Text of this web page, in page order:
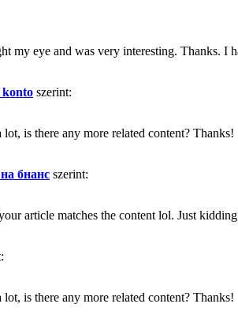
my eye and was very interesting. Thanks. I
konto szerint:
is there any more related content? Thanks!
бнанс szerint:
article matches the content lol. Just
is there any more related content? Thanks!